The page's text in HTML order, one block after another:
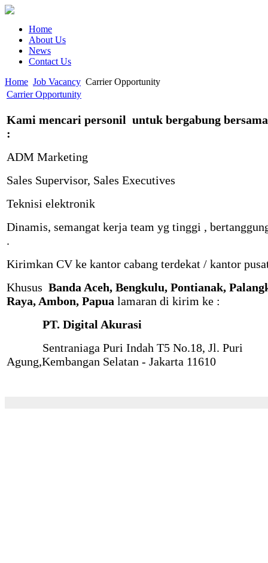
Home
About Us
News
Contact Us
Home Job Vacancy Carrier Opportunity
Carrier Opportunity
Kami mencari personil untuk bergabung
:
ADM Marketing
Sales Supervisor, Sales Executives
Teknisi elektronik
Dinamis, semangat kerja team yg tinggi ,
.
Kirimkan CV ke kantor cabang terdekat / kantor
Khusus Banda Aceh, Bengkulu, Pontianak,
Raya, Ambon, Papua lamaran di kirim ke :
PT. Digital Akurasi
Sentraniaga Puri Indah T5 No.18, Jl. Puri
Agung,Kembangan Selatan - Jakarta 11610